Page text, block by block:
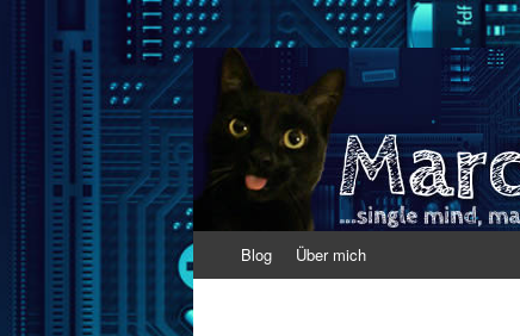
Marc Werfel
Single mind. Many results.
Inhalt
Blog Über mich